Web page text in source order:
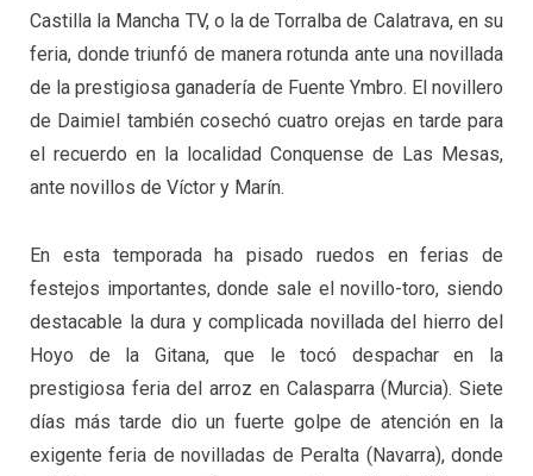
Castilla la Mancha TV, o la de Torralba de Calatrava, en su
feria, donde triunfó de manera rotunda ante una novillada
de la prestigiosa ganadería de Fuente Ymbro. El novillero
de Daimiel también cosechó cuatro orejas en tarde para
el recuerdo en la localidad Conquense de Las Mesas,
ante novillos de Víctor y Marín.
En esta temporada ha pisado ruedos en ferias de
festejos importantes, donde sale el novillo-toro, siendo
destacable la dura y complicada novillada del hierro del
Hoyo de la Gitana, que le tocó despachar en la
prestigiosa feria del arroz en Calasparra (Murcia). Siete
días más tarde dio un fuerte golpe de atención en la
exigente feria de novilladas de Peralta (Navarra), donde